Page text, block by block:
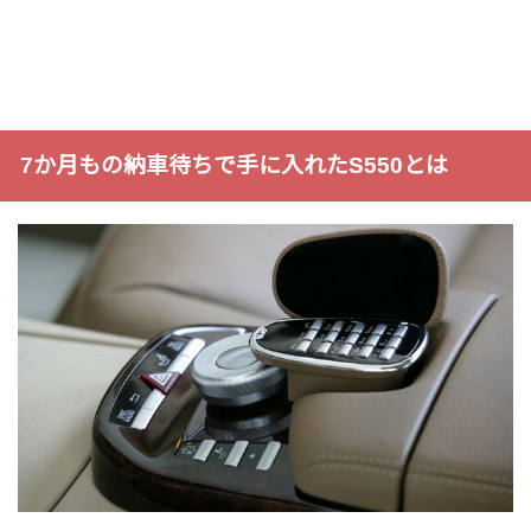
7か月もの納車待ちで手に入れたS550とは